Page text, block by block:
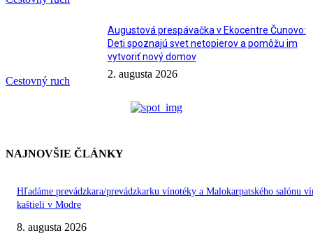
Cestovný ruch
Augustová prespávačka v Ekocentre Čunovo:
Deti spoznajú svet netopierov a pomôžu im
vytvoriť nový domov
2. augusta 2026
NAJNOVŠIE ČLÁNKY
Hľadáme prevádzkara/prevádzkarku vínotéky a Malokarpatského salónu
kaštieli v Modre
8. augusta 2026